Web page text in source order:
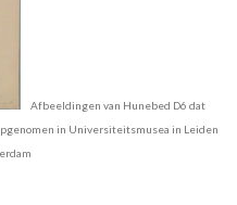
Afbeeldingen van Hunebed D6 dat
in Universiteitsmusea in Leiden